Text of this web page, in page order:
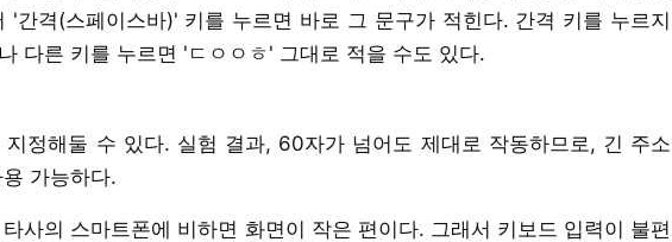
'간격(스페이스바)' 키를 누르면 바로 그 문구가 적힌다. 간격 키를 누르지
다른 키를 누르면 'ㄷㅇㅇㅎ' 그대로 적을 수도 있다.
지정해둘 수 있다. 실험 결과, 60자가 넘어도 제대로 작동하므로, 긴 주소
가능하다.
사의 스마트폰에 비하면 화면이 작은 편이다. 그래서 키보드 입력이 불편